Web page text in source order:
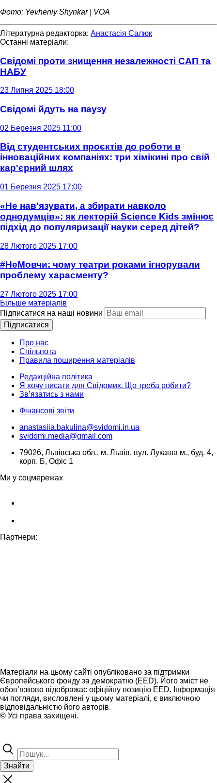
Фото: Yevheniy Shynkar | VOA
Літературна редакторка: Анастасія Салюк
Останні матеріали:
Свідомі проти знищення незалежності САП та
НАБУ
23 Липня 2025 18:00
Свідомі йдуть на паузу
02 Березня 2025 11:00
Від студентських проєктів до роботи в
інноваційних компаніях: три хімікині про свій
кар'єрний шлях
01 Березня 2025 17:00
«Не нав'язувати, а збирати навколо
однодумців»: як лекторій Science Kids змінює
підхід до популяризації науки серед дітей?
28 Лютого 2025 17:00
#НеМовчи: чому театри роками ігнорували
проблему харасменту?
27 Лютого 2025 17:00
Більше матеріалів
Підписатися на наші новини
Підписатися
Про нас
Спільнота
Правила поширення матеріалів
Редакційна політика
Я хочу писати для Свідомих. Що треба робити?
Зв’язатись з нами
Фінансові звіти
anastasiia.bakulina@svidomi.in.ua
svidomi.media@gmail.com
79026, Львівська обл., м. Львів, вул. Лукаша м., буд. 4,
корп. Б, Офіс 1
Ми у соцмережах
Партнери:
Матеріали на цьому сайті опубліковано за підтримки
Європейського фонду за демократію (EED). Його зміст не
обов’язково відображає офіційну позицію EED. Інформація
чи погляди, висловлені у цьому матеріалі, є виключною
відповідальністю його авторів.
© Усі права захищені.
Знайти